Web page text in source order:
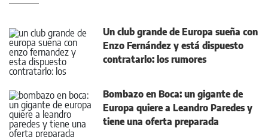
Un club grande de Europa sueña con
Enzo Fernández y está dispuesto
contratarlo: los rumores
Bombazo en Boca: un gigante de
Europa quiere a Leandro Paredes y
tiene una oferta preparada